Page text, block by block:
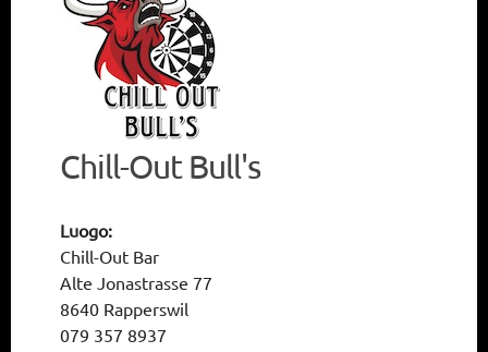
Chill-Out Bull's
Luogo:
Chill-Out Bar
Alte Jonastrasse 77
8640 Rapperswil
079 357 8937